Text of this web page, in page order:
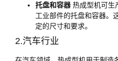
托盘和容器热成型机可生
工业部件的托盘和容器。
定的尺寸和要求。
2.汽车行业